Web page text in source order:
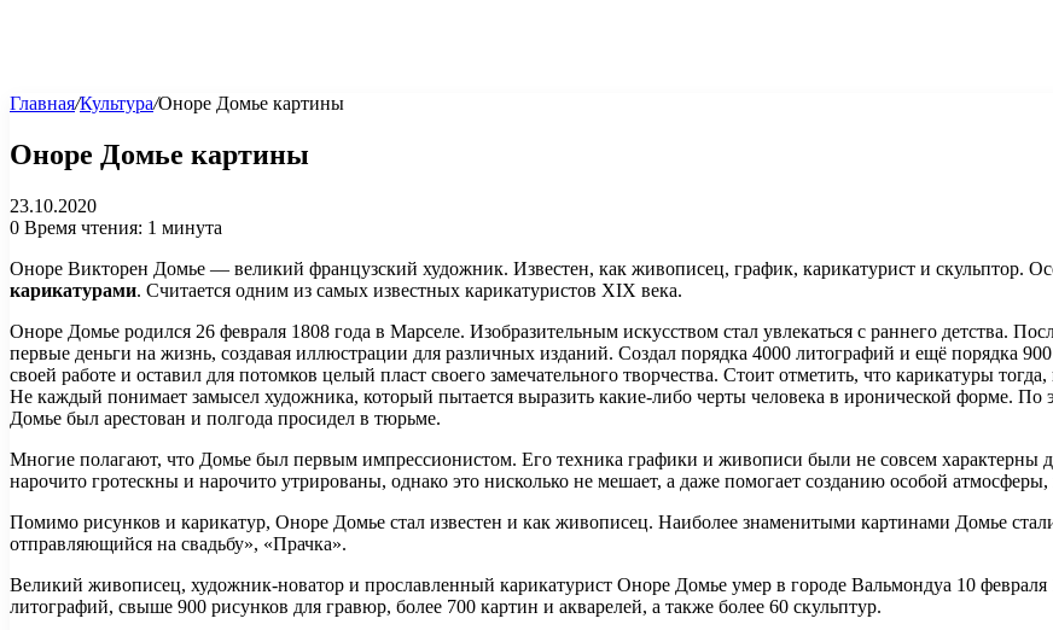
Главная/Культура/Оноре Домье картины
Оноре Домье картины
23.10.2020
0 Время чтения: 1 минута
Оноре Викторен Домье — великий французский художник. Известен, как живописец, график, карикатурист и скульптор.
карикатурами. Считается одним из самых известных карикатуристов XIX века.
Оноре Домье родился 26 февраля 1808 года в Марселе. Изобразительным искусством стал увлекаться с раннего детства.
первые деньги на жизнь, создавая иллюстрации для различных изданий. Создал порядка 4000 литографий и ещё порядка
своей работе и оставил для потомков целый пласт своего замечательного творчества. Стоит отметить, что карикатуры
Не каждый понимает замысел художника, который пытается выразить какие-либо черты человека в иронической форме. По
Домье был арестован и полгода просидел в тюрьме.
Многие полагают, что Домье был первым импрессионистом. Его техника графики и живописи были не совсем характерны
нарочито гротескны и нарочито утрированы, однако это нисколько не мешает, а даже помогает созданию особой
Помимо рисунков и карикатур, Оноре Домье стал известен и как живописец. Наиболее знаменитыми картинами Домье
отправляющийся на свадьбу», «Прачка».
Великий живописец, художник-новатор и прославленный карикатурист Оноре Домье умер в городе Вальмондуа 10
литографий, свыше 900 рисунков для гравюр, более 700 картин и акварелей, а также более 60 скульптур.